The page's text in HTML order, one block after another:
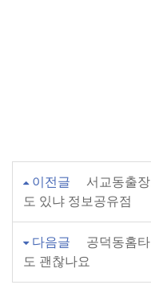
이전글
서교동출
도 있냐 정보공유점
다음글
공덕동홈
도 괜찮나요